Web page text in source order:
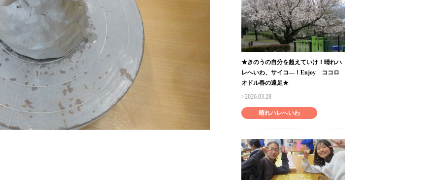
★きのうの自分を超えていけ！晴れハ
レへいわ、サイコ―！Enjoy ココロ
オドル春の遠足★
2026.03.28
晴れハレへいわ